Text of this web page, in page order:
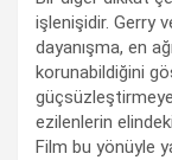
işlenişidir. Gerry
dayanışma, en
korunabildiğini
güçsüzleştirmeye
ezilenlerin
Film bu yönüyle